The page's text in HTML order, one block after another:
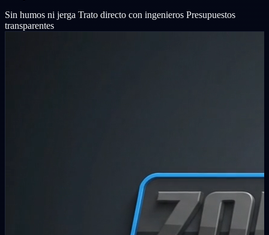
Sin humos ni jerga Trato directo con ingenieros Presupuestos
transparentes